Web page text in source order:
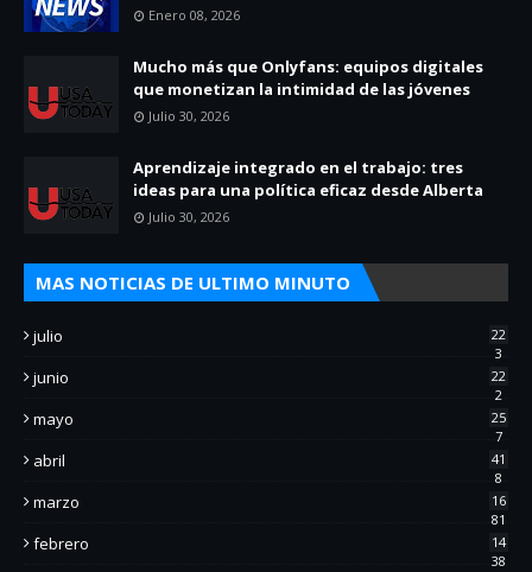
Enero 08, 2026
Mucho más que Onlyfans: equipos digitales
que monetizan la intimidad de las jóvenes
Julio 30, 2026
Aprendizaje integrado en el trabajo: tres
ideas para una política eficaz desde Alberta
Julio 30, 2026
MAS NOTICIAS DE ULTIMO MINUTO
julio
22
3
junio
22
2
mayo
25
7
abril
41
8
marzo
16
81
febrero
14
38